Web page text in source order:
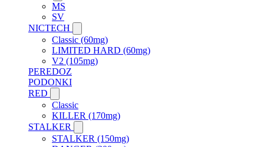
MS
SV
NICTECH
Classic (60mg)
LIMITED HARD (60mg)
V2 (105mg)
PEREDOZ
PODONKI
RED
Classic
KILLER (170mg)
STALKER
STALKER (150mg)